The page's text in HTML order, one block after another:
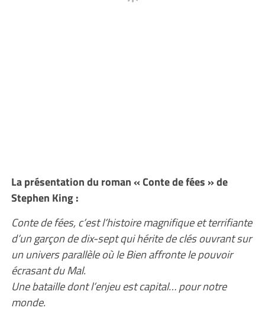
La présentation du roman « Conte de fées » de
Stephen King :
Conte de fées, c’est l’histoire magnifique et terrifiante
d’un garçon de dix-sept qui hérite de clés ouvrant sur
un univers parallèle où le Bien affronte le pouvoir
écrasant du Mal.
Une bataille dont l’enjeu est capital… pour notre
monde.